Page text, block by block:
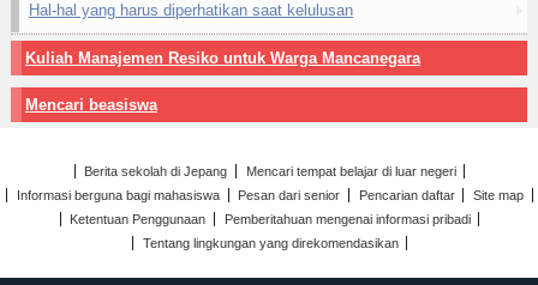
Hal-hal yang harus diperhatikan saat kelulusan
Kuliah Manajemen Resiko untuk Warga Mancanegara
Mencari beasiswa
Berita sekolah di Jepang
Mencari tempat belajar di luar negeri
Informasi berguna bagi mahasiswa
Pesan dari senior Pencarian daftar
Site map
Ketentuan Penggunaan
Pemberitahuan mengenai informasi pribadi
Tentang lingkungan yang direkomendasikan